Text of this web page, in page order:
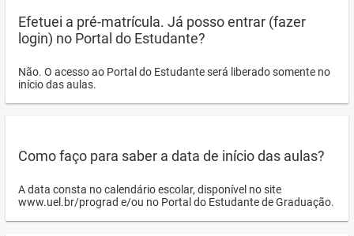
Efetuei a pré-matrícula. Já posso entrar (fazer
login) no Portal do Estudante?
Não. O acesso ao Portal do Estudante será liberado somente no
início das aulas.
Como faço para saber a data de início das aulas?
A data consta no calendário escolar, disponível no site
www.uel.br/prograd e/ou no Portal do Estudante de Graduação.